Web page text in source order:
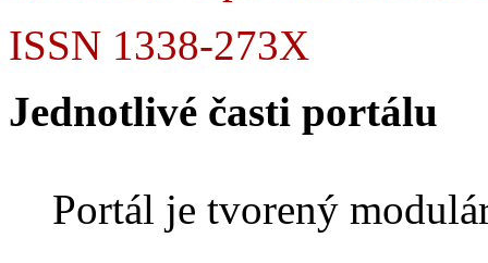
ISSN 1338-273X
Jednotlivé časti portálu
Portál je tvorený